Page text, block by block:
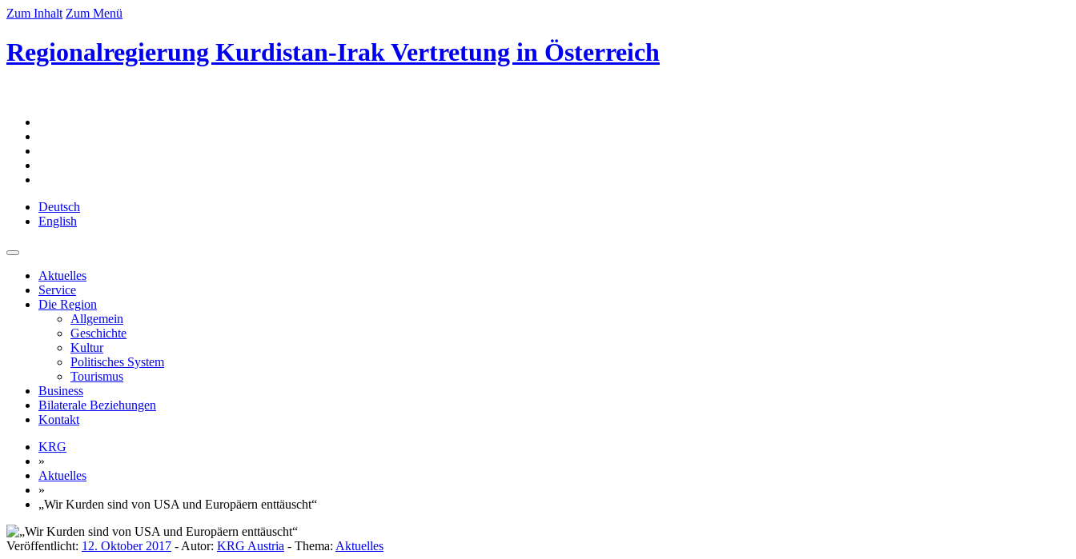
Zum Inhalt Zum Menü
Regionalregierung Kurdistan-Irak Vertretung in Österreich
Deutsch
English
Aktuelles
Service
Die Region
Allgemein
Geschichte
Kultur
Politisches System
Tourismus
Business
Bilaterale Beziehungen
Kontakt
KRG
»
Aktuelles
»
„Wir Kurden sind von USA und Europäern enttäuscht“
Veröffentlicht: 12. Oktober 2017 - Autor: KRG Austria - Thema: Aktuelles